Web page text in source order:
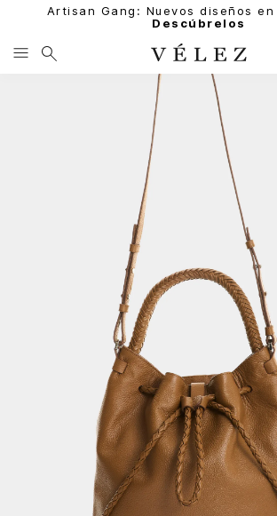
Artisan Gang: Nuevos diseños en
Descúbrelos